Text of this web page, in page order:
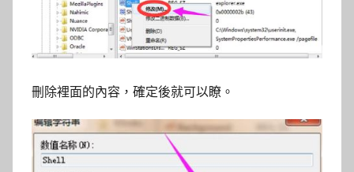
刪除裡面的內容，確定後就可以瞭。